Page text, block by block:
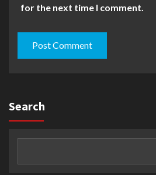
for the next time I comment.
Search